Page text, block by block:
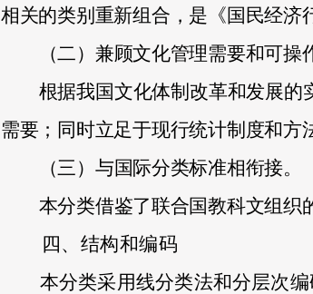
相关的类别重新组合，是《国民经济
（二）兼顾文化管理需要和可操
根据我国文化体制改革和发展的
需要；同时立足于现行统计制度和方
（三）与国际分类标准相衔接。
本分类借鉴了联合国教科文组
四、结构和编码
本分类采用线分类法和分层次